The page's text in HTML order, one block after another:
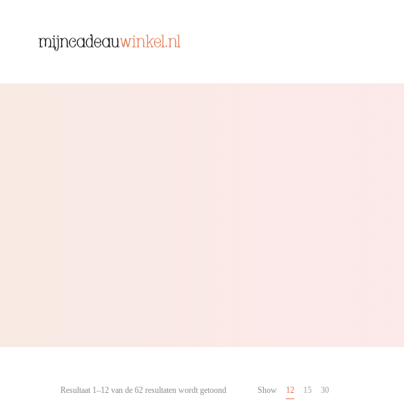
Resultaat 1–12 van de 62 resultaten wordt getoond Show 12 15 30